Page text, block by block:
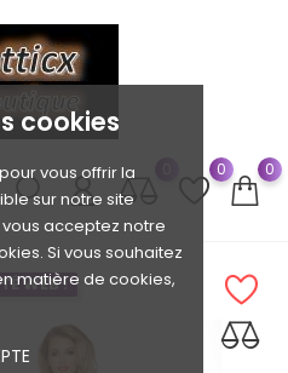
cookies
vous offrir la
sur notre site
vous acceptez notre
Si vous souhaitez
matière de cookies,
0 0
WEB !